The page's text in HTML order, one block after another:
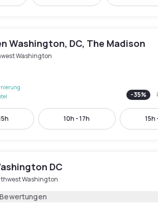
Washington, DC, The Madison
Washington
-35%
10h - 17h 15h
DC
Washington